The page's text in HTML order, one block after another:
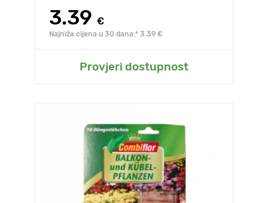
3.39 €
Najniža cijena u 30 dana:* 3.39 €
Provjeri dostupnost